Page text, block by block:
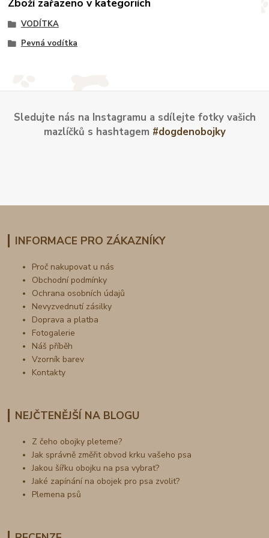
Zboží zařazeno v kategoriích
VODÍTKA
Pevná vodítka
Sledujte nás na Instagramu a sdílejte fotky vašich
mazlíčků s hashtagem #dogdenobojky
INFORMACE PRO ZÁKAZNÍKY
Proč nakupovat u nás
Obchodní podmínky
Ochrana osobních údajů
Nevyzvednutí zásilky
Doprava a platba
Fotogalerie
Náš příběh
Vzorník barev
Kontakty
NEJČTENĚJŠÍ NA BLOGU
Z čeho obojky pleteme?
Jak správně změřit obvod krku vašeho psa
Jakou šířku obojku na psa vybrat?
Jaké zapínání na obojek pro psa zvolit?
Plemena psů